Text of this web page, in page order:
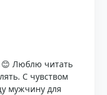
😊 Люблю читать
С чувством
мужчину для